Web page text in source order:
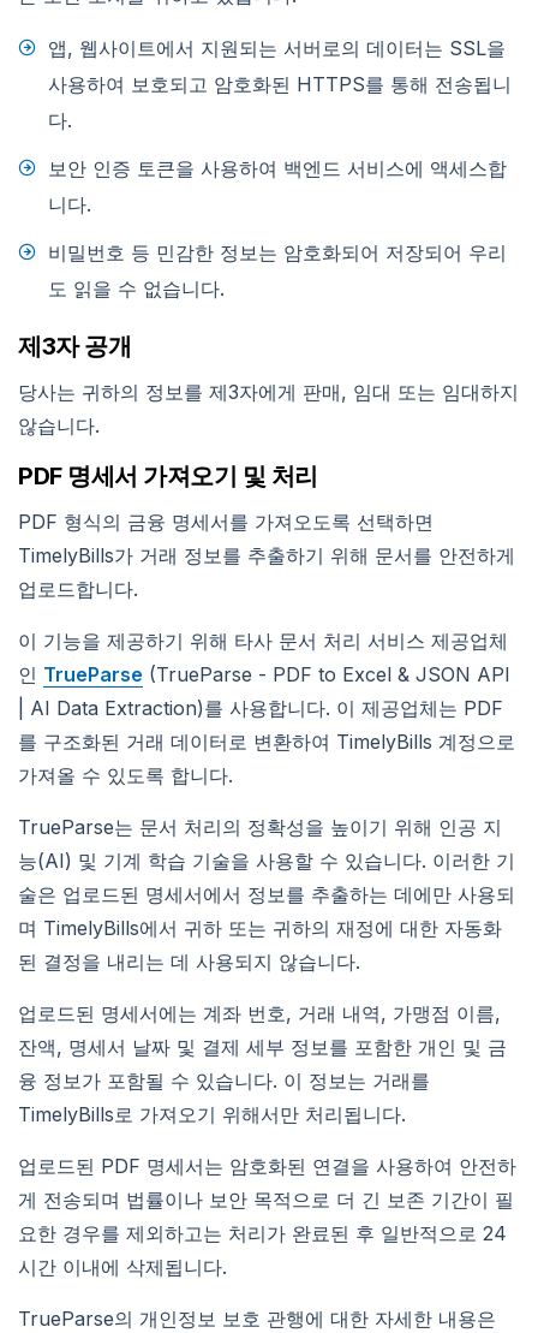
앱, 웹사이트에서 지원되는 서버로의 데이터는 SSL을
사용하여 보호되고 암호화된 HTTPS를 통해 전송됩니
다.
보안 인증 토큰을 사용하여 백엔드 서비스에 액세스합
니다.
비밀번호 등 민감한 정보는 암호화되어 저장되어 우리
도 읽을 수 없습니다.
제3자 공개
당사는 귀하의 정보를 제3자에게 판매, 임대 또는 임대하지
않습니다.
PDF 명세서 가져오기 및 처리
PDF 형식의 금융 명세서를 가져오도록 선택하면
TimelyBills가 거래 정보를 추출하기 위해 문서를 안전하게
업로드합니다.
이 기능을 제공하기 위해 타사 문서 처리 서비스 제공업체
인 TrueParse (TrueParse - PDF to Excel & JSON API
| AI Data Extraction)를 사용합니다. 이 제공업체는 PDF
를 구조화된 거래 데이터로 변환하여 TimelyBills 계정으로
가져올 수 있도록 합니다.
TrueParse는 문서 처리의 정확성을 높이기 위해 인공 지
능(AI) 및 기계 학습 기술을 사용할 수 있습니다. 이러한 기
술은 업로드된 명세서에서 정보를 추출하는 데에만 사용되
며 TimelyBills에서 귀하 또는 귀하의 재정에 대한 자동화
된 결정을 내리는 데 사용되지 않습니다.
업로드된 명세서에는 계좌 번호, 거래 내역, 가맹점 이름,
잔액, 명세서 날짜 및 결제 세부 정보를 포함한 개인 및 금
융 정보가 포함될 수 있습니다. 이 정보는 거래를
TimelyBills로 가져오기 위해서만 처리됩니다.
업로드된 PDF 명세서는 암호화된 연결을 사용하여 안전하
게 전송되며 법률이나 보안 목적으로 더 긴 보존 기간이 필
요한 경우를 제외하고는 처리가 완료된 후 일반적으로 24
시간 이내에 삭제됩니다.
TrueParse의 개인정보 보호 관행에 대한 자세한 내용은